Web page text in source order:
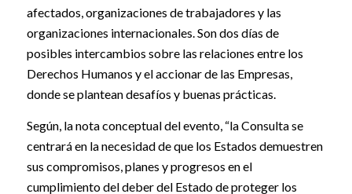
afectados, organizaciones de trabajadores y las
organizaciones internacionales. Son dos días de
posibles intercambios sobre las relaciones entre los
Derechos Humanos y el accionar de las Empresas,
donde se plantean desafíos y buenas prácticas.
Según, la nota conceptual del evento, “la Consulta se
centrará en la necesidad de que los Estados demuestren
sus compromisos, planes y progresos en el
cumplimiento del deber del Estado de proteger los